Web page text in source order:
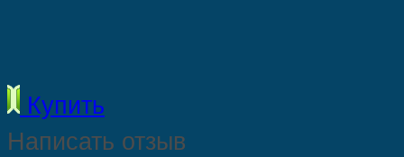
Купить
Написать отзыв